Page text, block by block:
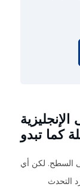
كما تبدو
السطح. لكن أي
التحدث